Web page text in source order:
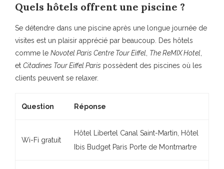
Quels hôtels offrent une piscine ?
Se détendre dans une piscine après une longue journée de
visites est un plaisir apprécié par beaucoup. Des hôtels
comme le Novotel Paris Centre Tour Eiffel The ReMIX Hotel
et Citadines Tour Eiffel Paris possèdent des piscines où les
clients peuvent se relaxer.
Question Réponse
Wi-Fi gratuit
Hôtel Libertel Canal Saint-Martin, Hôtel
Ibis Budget Paris Porte de Montmartre